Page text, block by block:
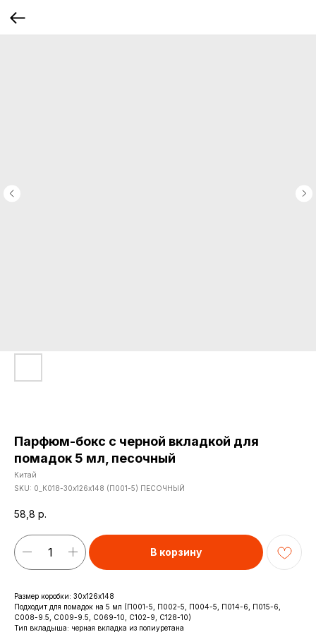
Парфюм-бокс с черной вкладкой для
помадок 5 мл, песочный
Китай
SKU: 0_К018-30х126х148 (П001-5) ПЕСОЧНЫЙ
58,8 р.
В корзину
Размер коробки: 30х126х148
Подходит для помадок на 5 мл (П001-5, П002-5, П004-5, П014-6, П015-6,
С008-9.5, С009-9.5, С069-10, С102-9, С128-10)
Тип вкладыша: черная вкладка из полиуретана